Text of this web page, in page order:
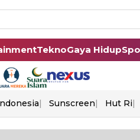
TeknoGaya Hidup
Sunscreen Hut Ri